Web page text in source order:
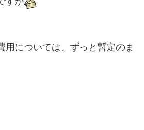
用については、ずっと暫定のま